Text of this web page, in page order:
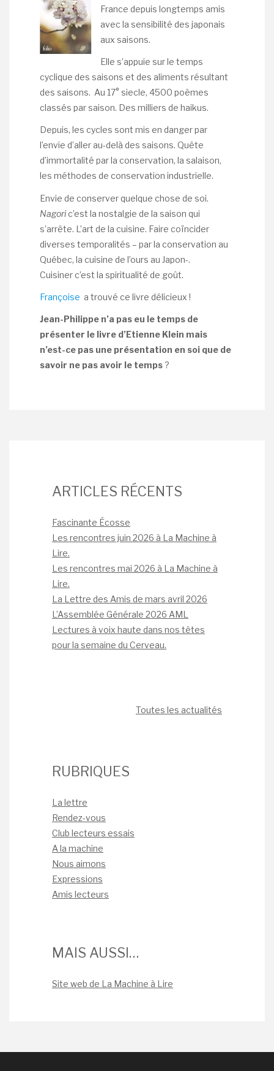
France depuis longtemps amis
avec la sensibilité des japonais
aux saisons.
Elle s’appuie sur le temps
cyclique des saisons et des aliments résultant
des saisons. Au 17° siecle, 4500 poèmes
classés par saison. Des milliers de haikus.
Depuis, les cycles sont mis en danger par
l’envie d’aller au-delà des saisons. Quête
d’immortalité par la conservation, la salaison,
les méthodes de conservation industrielle.
Envie de conserver quelque chose de soi.
Nagoric’est la nostalgie de la saison qui
s’arrête. L’art de la cuisine. Faire coïncider
diverses temporalités – par la conservation au
Québec, la cuisine de l’ours au Japon-.
Cuisiner c’est la spiritualité de goût.
Françoise a trouvé ce livre délicieux !
Jean-Philippe n’a pas eu le temps de
présenter le livre d’Etienne Klein mais
n’est-ce pas une présentation en soi que de
savoir ne pas avoir le temps?
ARTICLES RÉCENTS
Fascinante Écosse
Les rencontres juin 2026 à La Machine à
Lire.
Les rencontres mai 2026 à La Machine à
Lire.
La Lettre des Amis de mars avril 2026
L’Assemblée Générale 2026 AML
Lectures à voix haute dans nos têtes
pour la semaine du Cerveau.
Toutes les actualités
RUBRIQUES
La lettre
Rendez-vous
Club lecteurs essais
A la machine
Nous aimons
Expressions
Amis lecteurs
MAIS AUSSI…
Site web de La Machine à Lire